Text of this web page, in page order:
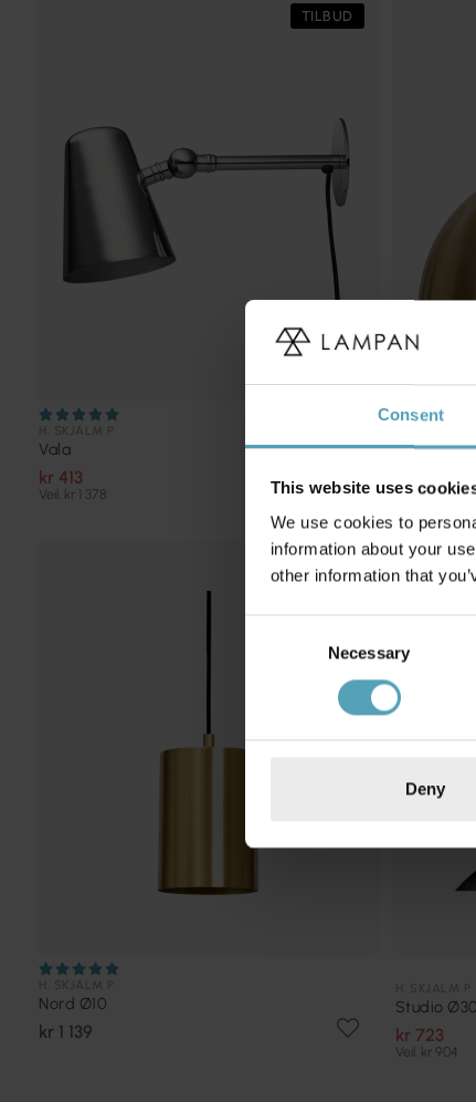
Consent
This website uses
We use cookies to
information about your
other information that
Necessary
Deny
TILBUD
Vala
kr 413
Veil. kr 1 378
Grand Ø43
kr 2 936
Nord Ø10
kr 1 139
Studio Ø30
kr 723
Veil. kr 904